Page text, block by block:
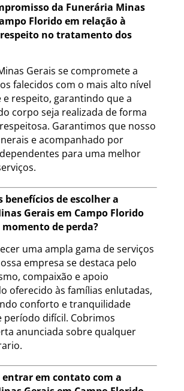
da Funerária Minas
Florido em relação à
no tratamento dos
Gerais se compromete a
falecidos com o mais alto nível
e respeito, garantindo que a
corpo seja realizada de forma
Garantimos que nosso
e acompanhado por
para uma melhor
benefícios de escolher a
Gerais em Campo Florido
de perda?
uma ampla gama de serviços
empresa se destaca pelo
compaixão e apoio
oferecido às famílias enlutadas,
conforto e tranquilidade
período difícil. Cobrimos
anunciada sobre qualquer
entrar em contato com a